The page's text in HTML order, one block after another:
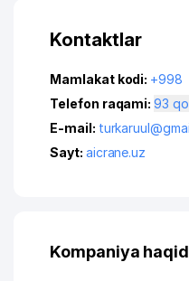
Kontaktlar
Mamlakat kodi: +998
Telefon raqami:
93
E-mail:
Sayt: aicrane.uz
Kompaniya